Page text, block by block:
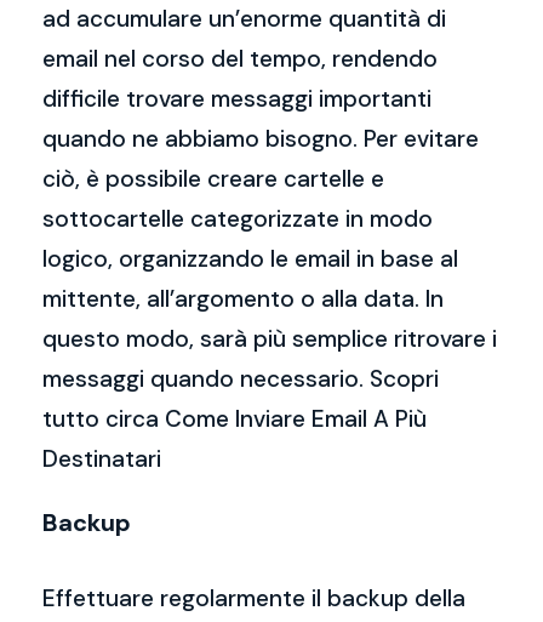
ad accumulare un’enorme quantità di
email nel corso del tempo, rendendo
difficile trovare messaggi importanti
quando ne abbiamo bisogno. Per evitare
ciò, è possibile creare cartelle e
sottocartelle categorizzate in modo
logico, organizzando le email in base al
mittente, all’argomento o alla data. In
questo modo, sarà più semplice ritrovare i
messaggi quando necessario. Scopri
tutto circa Come Inviare Email A Più
Destinatari
Backup
Effettuare regolarmente il backup della